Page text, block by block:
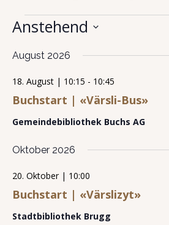
V
r
n
s
t
l
u
n
g
A
s
c
h
t
n
N
a
v
V
e
a
s
a
t
n
A
n
s
c
Anstehend
wählen.
August 2026
Buchstart | «Värsli-Bus»
18. August | 10:15 - 10:45
Gemeindebibliothek Buchs AG
Oktober 2026
Buchstart | «Värslizyt»
20. Oktober | 10:00
Stadtbibliothek Brugg